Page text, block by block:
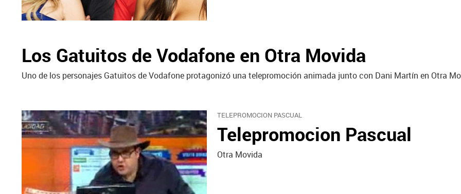
Los Gatuitos de Vodafone en Otra Movida
Uno de los personajes Gatuitos de Vodafone protagonizó una telepromoción animada junto con Dani Martín en Otra
TELEPROMOCION PASCUAL
Telepromocion Pascual
Otra Movida